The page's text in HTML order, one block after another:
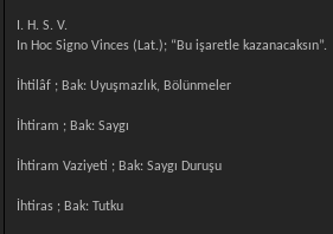
I. H. S. V.
In Hoc Signo Vinces (Lat.); “Bu işaretle kazanacaksın”.
İhtilâf ; Bak: Uyuşmazlık, Bölünmeler
İhtiram ; Bak: Saygı
İhtiram Vaziyeti ; Bak: Saygı Duruşu
İhtiras ; Bak: Tutku